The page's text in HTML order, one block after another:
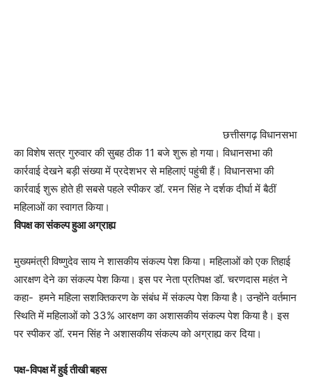
छत्तीसगढ़ विधानसभा
का विशेष सत्र गुरुवार की सुबह ठीक 11 बजे शुरू हो गया। विधानसभा की
कार्रवाई देखने बड़ी संख्या में प्रदेशभर से महिलाएं पहुंची हैं। विधानसभा की
कार्रवाई शुरू होते ही सबसे पहले स्पीकर डॉ. रमन सिंह ने दर्शक दीर्घा में बैठीं
महिलाओं का स्वागत किया।
विपक्ष का संकल्प हुआ अग्राह्य
मुख्यमंत्री विष्णुदेव साय ने शासकीय संकल्प पेश किया। महिलाओं को एक तिहाई
आरक्षण देने का संकल्प पेश किया। इस पर नेता प्रतिपक्ष डॉ. चरणदास महंत ने
कहा- हमने महिला सशक्तिकरण के संबंध में संकल्प पेश किया है। उन्होंने वर्तमान
स्थिति में महिलाओं को 33% आरक्षण का अशासकीय संकल्प पेश किया है। इस
पर स्पीकर डॉ. रमन सिंह ने अशासकीय संकल्प को अग्राह्य कर दिया।
पक्ष-विपक्ष में हुई तीखी बहस